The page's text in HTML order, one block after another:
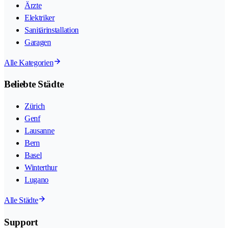
Ärzte
Elektriker
Sanitärinstallation
Garagen
Alle Kategorien
Beliebte Städte
Zürich
Genf
Lausanne
Bern
Basel
Winterthur
Lugano
Alle Städte
Support